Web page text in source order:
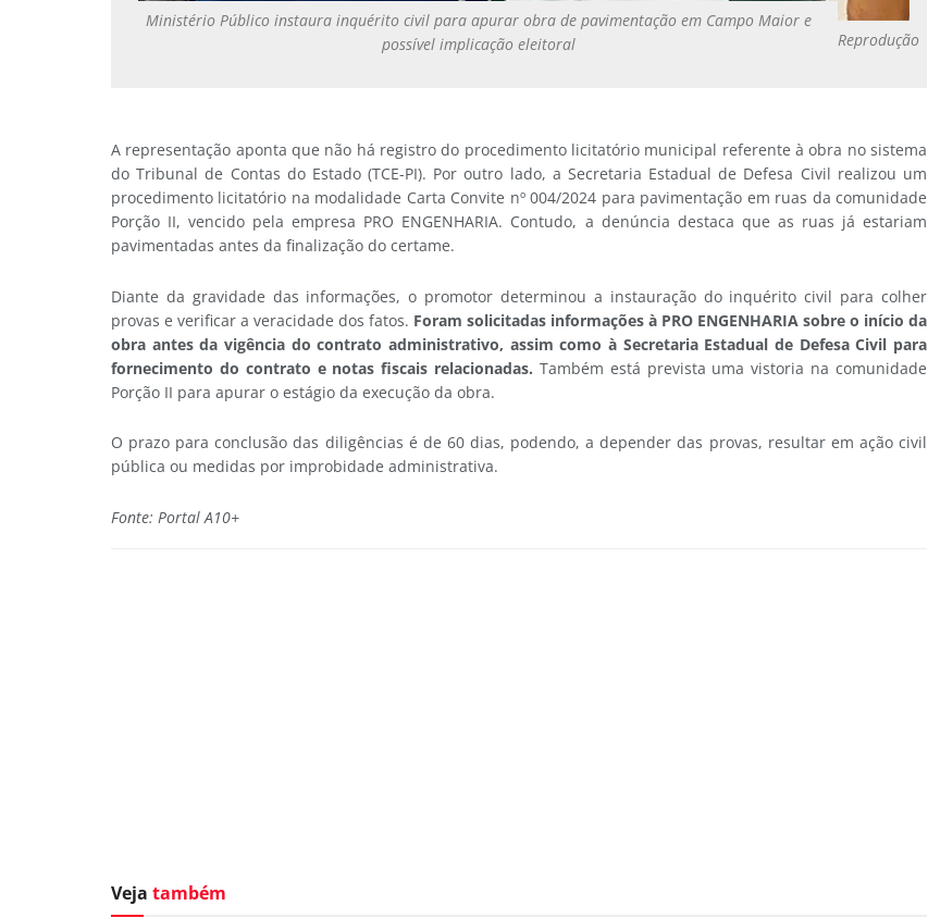
Ministério Público instaura inquérito civil para apurar obra de pavimentação em Campo Maior e
possível implicação eleitoral
Reprodução
A representação aponta que não há registro do procedimento licitatório municipal referente à obra no sistema
do Tribunal de Contas do Estado (TCE-PI). Por outro lado, a Secretaria Estadual de Defesa Civil realizou um
procedimento licitatório na modalidade Carta Convite nº 004/2024 para pavimentação em ruas da comunidade
Porção II, vencido pela empresa PRO ENGENHARIA. Contudo, a denúncia destaca que as ruas já estariam
pavimentadas antes da finalização do certame.
Diante da gravidade das informações, o promotor determinou a instauração do inquérito civil para colher
provas e verificar a veracidade dos fatos. Foram solicitadas informações à PRO ENGENHARIA sobre o início da
obra antes da vigência do contrato administrativo, assim como à Secretaria Estadual de Defesa Civil para
fornecimento do contrato e notas fiscais relacionadas. Também está prevista uma vistoria na comunidade
Porção II para apurar o estágio da execução da obra.
O prazo para conclusão das diligências é de 60 dias, podendo, a depender das provas, resultar em ação civil
pública ou medidas por improbidade administrativa.
Fonte: Portal A10+
Veja também